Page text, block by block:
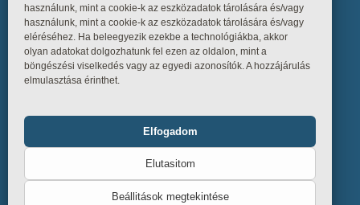
Hasznos linkek
Főoldal
Termékek
Tudástár
Üzletszabályzat
használunk, mint a cookie-k az eszközadatok tárolására és/vagy
használunk, mint a cookie-k az eszközadatok tárolására és/vagy
eléréséhez. Ha beleegyezik ezekbe a technológiákba, akkor
olyan adatokat dolgozhatunk fel ezen az oldalon, mint a
böngészési viselkedés vagy az egyedi azonosítók. A hozzájárulás
elmulasztása érinthet.
Statisztika
Elfogadom
Elutasitom
Beállitások megtekintése